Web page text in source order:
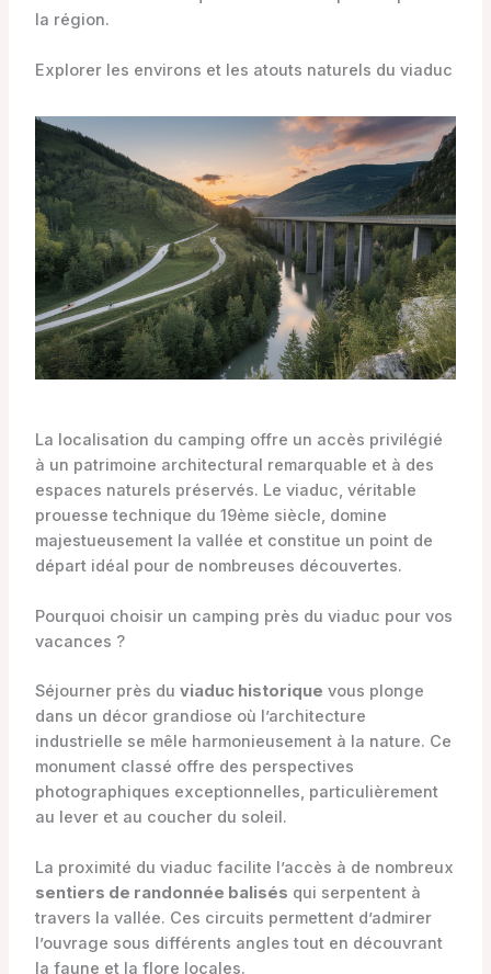
la région.
Explorer les environs et les atouts naturels du viaduc
La localisation du camping offre un accès privilégié
à un patrimoine architectural remarquable et à des
espaces naturels préservés. Le viaduc, véritable
prouesse technique du 19ème siècle, domine
majestueusement la vallée et constitue un point de
départ idéal pour de nombreuses découvertes.
Pourquoi choisir un camping près du viaduc pour vos
vacances ?
Séjourner près du viaduc historique vous plonge
dans un décor grandiose où l’architecture
industrielle se mêle harmonieusement à la nature. Ce
monument classé offre des perspectives
photographiques exceptionnelles, particulièrement
au lever et au coucher du soleil.
La proximité du viaduc facilite l’accès à de nombreux
sentiers de randonnée balisés qui serpentent à
travers la vallée. Ces circuits permettent d’admirer
l’ouvrage sous différents angles tout en découvrant
la faune et la flore locales.